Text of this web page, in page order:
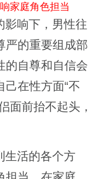
家庭角色担当
影响下，男性往
严的重要组成部
的自尊和自信会
己在性方面“不
面前抬不起头，
生活的各个方